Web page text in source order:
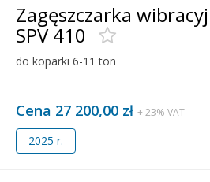
Zagęszczarka
SPV 410
do koparki 6-11 ton
Cena 27 200,00 zł + 23% VAT
2025 r.